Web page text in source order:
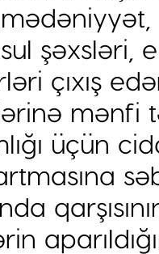
çıxış
mənfi
üçün